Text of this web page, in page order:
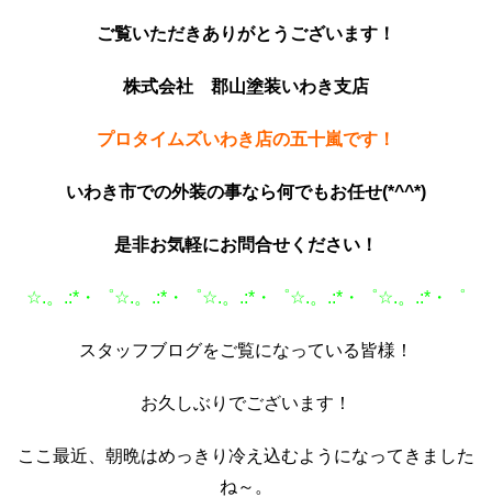
ご覧いただきありがとうございます！
株式会社 郡山塗装いわき支店
プロタイムズいわき店の五十嵐です！
いわき市での外装の事なら何でもお任せ(*^^*)
是非お気軽にお問合せください！
☆.。.:*・゜☆.。.:*・゜☆.。.:*・゜☆.。.:*・゜☆.。.:*・゜
スタッフブログをご覧になっている皆様！
お久しぶりでございます！
ここ最近、朝晩はめっきり冷え込むようになってきました
ね～。